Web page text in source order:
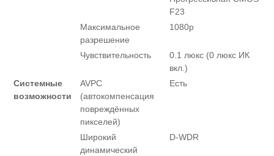
F23
Максимальное
разрешение
1080p
Чувствительность
0.1 люкс (0 люкс ИК
вкл.)
Системные
возможности
AVPC
(автокомпенсация
повреждённых
пикселей)
Есть
Широкий
динамический
D-WDR